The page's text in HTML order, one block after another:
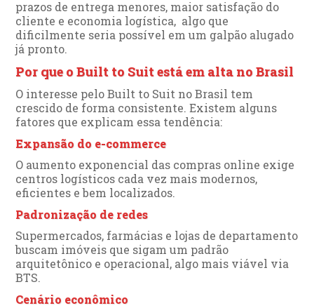
prazos de entrega menores, maior satisfação do
cliente e economia logística, algo que
dificilmente seria possível em um galpão alugado
já pronto.
Por que o Built to Suit está em alta no Brasil
O interesse pelo Built to Suit no Brasil tem
crescido de forma consistente. Existem alguns
fatores que explicam essa tendência:
Expansão do e-commerce
O aumento exponencial das compras online exige
centros logísticos cada vez mais modernos,
eficientes e bem localizados.
Padronização de redes
Supermercados, farmácias e lojas de departamento
buscam imóveis que sigam um padrão
arquitetônico e operacional, algo mais viável via
BTS.
Cenário econômico